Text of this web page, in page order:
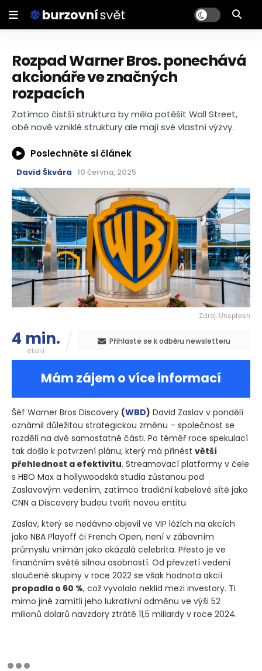
Rozpad Warner Bros. ponechává
akcionáře ve značných
rozpacích
Zatímco čistší struktura by měla potěšit Wall Street,
obě nově vzniklé struktury ale mají své vlastní výzvy.
Poslechněte si článek
David Škvára 10 června, 2025
Zdroj: Unsplash
4 min.
čtení
Přihlaste se k odběru newsletteru
Mám zájem o více informací
Šéf Warner Bros Discovery (WBD) David Zaslav v pondělí
oznámil důležitou strategickou změnu – společnost se
rozdělí na dvě samostatné části. Po téměř roce spekulací
tak došlo k potvrzení plánu, který má přinést větší
přehlednost a efektivitu. Streamovací platformy v čele
s HBO Max a hollywoodská studia zůstanou pod
Zaslavovým vedením, zatímco tradiční kabelové sítě jako
CNN a Discovery budou tvořit novou entitu.
Zaslav, který se nedávno objevil ve VIP lóžích na akcích
jako NBA Playoff či French Open, není v zábavním
průmyslu vnímán jako okázalá celebrita. Přesto je ve
finančním světě silnou osobností. Od převzetí vedení
sloučené skupiny v roce 2022 se však hodnota akcií
propadla o 60 %, což vyvolalo neklid mezi investory. Ti
mimo jiné zamítli jeho lukrativní odměnu ve výši 52
milionů dolarů navzdory ztrátě 11,5 miliardy v roce 2024.